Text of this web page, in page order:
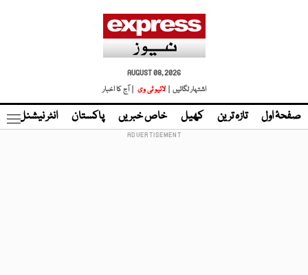
AUGUST 08, 2026
اشتہار لگائیں |
لائیو ٹی وی | آج کا اخبار
صفحۂ اول تازہ ترین کھیل خاص خبریں پاکستان انٹر نیشنل